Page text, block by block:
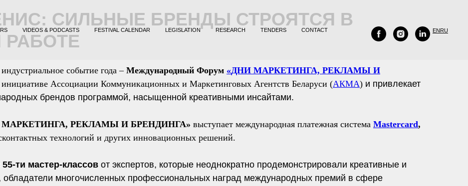
VIDEOS & PODCASTS FESTIVAL CALENDAR LEGISLATION RESEARCH TENDERS CONTACT ENRU
СИЛЬНЫЕ БРЕНДЫ СТРОЯТСЯ В
событие года – Международный Форум «ДНИ МАРКЕТИНГА, РЕКЛАМЫ И
инициативе Ассоциации Коммуникационных и Маркетинговых Агентств Беларуси (АКМА) и привлекает
брендов программой, насыщенной креативными инсайтами.
МАРКЕТИНГА, РЕКЛАМЫ И БРЕНДИНГА» выступает международная платежная система Mastercard,
технологий и других инновационных решений.
ти мастер-классов от экспертов, которые неоднократно продемонстрировали креативные и
многочисленных профессиональных наград международных премий в сфере